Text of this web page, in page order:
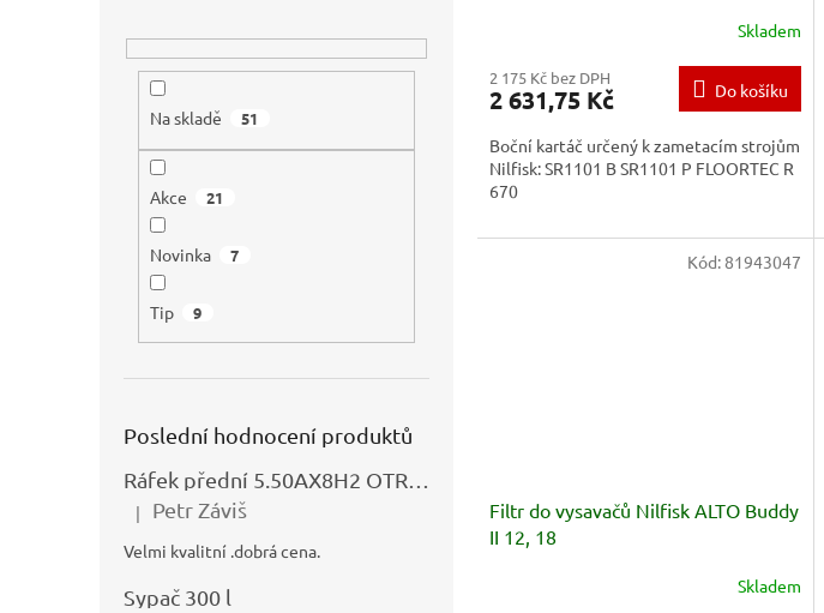
Na skladě 51
Akce 21
Novinka 7
Tip 9
Poslední hodnocení produktů
Hodnocení produktu je 5 z 5 hvězdiček.
| Petr Záviš
Velmi kvalitní .dobrá cena.
Sypač 300 l
Skladem
2 175 Kč bez DPH
2 631,75 Kč Do košíku
Boční kartáč určený k zametacím strojům
Nilfisk: SR1101 B SR1101 P FLOORTEC R
670
Filtr do vysavačů Nilfisk ALTO Buddy
II 12, 18
Skladem
Kód:81943047